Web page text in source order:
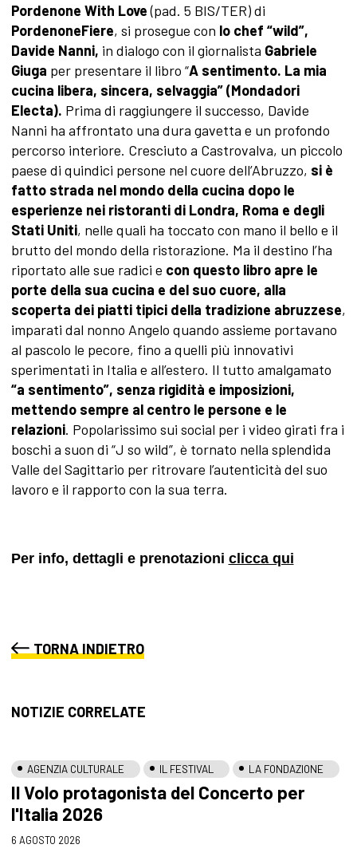
Pordenone With Love(pad. 5 BIS/TER) di
PordenoneFiere, si prosegue con lo chef “wild”,
Davide Nanni, in dialogo con il giornalista Gabriele
Giuga per presentare il libro “A sentimento. La mia
cucina libera, sincera, selvaggia” (Mondadori
Electa). Prima di raggiungere il successo, Davide
Nanni ha affrontato una dura gavetta e un profondo
percorso interiore. Cresciuto a Castrovalva, un piccolo
paese di quindici persone nel cuore dell’Abruzzo, si è
fatto strada nel mondo della cucina dopo le
esperienze nei ristoranti di Londra, Roma e degli
Stati Uniti, nelle quali ha toccato con mano il bello e il
brutto del mondo della ristorazione. Ma il destino l’ha
riportato alle sue radici e con questo libro apre le
porte della sua cucina e del suo cuore, alla
scoperta dei piatti tipici della tradizione abruzzese,
imparati dal nonno Angelo quando assieme portavano
al pascolo le pecore, fino a quelli più innovativi
sperimentati in Italia e all’estero. Il tutto amalgamato
“a sentimento”, senza rigidità e imposizioni,
mettendo sempre al centro le persone e le
relazioni. Popolarissimo sui social per i video girati fra i
boschi a suon di “J so wild”, è tornato nella splendida
Valle del Sagittario per ritrovare l’autenticità del suo
lavoro e il rapporto con la sua terra.
Per info, dettagli e prenotazioni clicca qui
TORNA INDIETRO
NOTIZIE CORRELATE
AGENZIA CULTURALE IL FESTIVAL LA FONDAZIONE
Il Volo protagonista del Concerto per
l'Italia 2026
6 AGOSTO 2026